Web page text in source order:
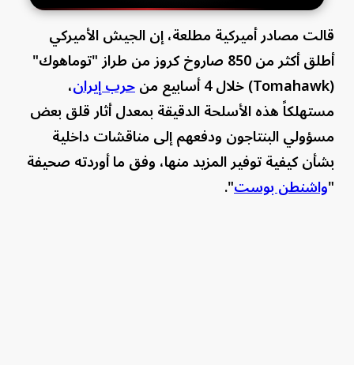
قالت مصادر أميركية مطلعة، إن الجيش الأميركي
أطلق أكثر من 850 صاروخ كروز من طراز "توماهوك"
(Tomahawk) خلال 4 أسابيع من
حرب إيران،
مستهلكاً هذه الأسلحة الدقيقة بمعدل أثار قلق بعض
مسؤولي البنتاجون ودفعهم إلى مناقشات داخلية
بشأن كيفية توفير المزيد منها، وفق ما أوردته صحيفة
"واشنطن بوست".